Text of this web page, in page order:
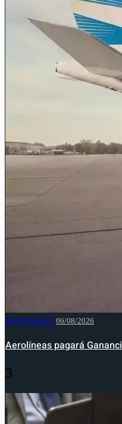
NACIONALES 06/08/2026
Aerolíneas pagará
3